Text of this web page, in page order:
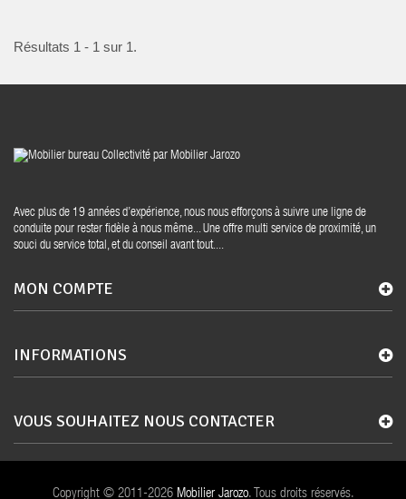
Résultats 1 - 1 sur 1.
Avec plus de 19 années d’expérience, nous nous efforçons à suivre une ligne de
conduite pour rester fidèle à nous même... Une offre multi service de proximité, un
souci du service total, et du conseil avant tout....
MON COMPTE
INFORMATIONS
VOUS SOUHAITEZ NOUS CONTACTER
Copyright © 2011-2026 Mobilier Jarozo. Tous droits réservés.